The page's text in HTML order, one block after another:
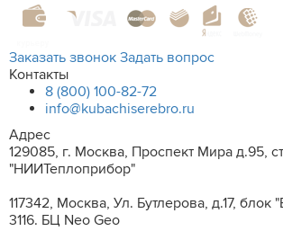
Заказать звонок Задать вопрос
Контакты
8 (800) 100-82-72
info@kubachiserebro.ru
Адрес
129085, г. Москва, Проспект Мира д.95,
"НИИТеплоприбор"
117342, Москва, Ул. Бутлерова, д.17, блок
3116. БЦ Neo Geo